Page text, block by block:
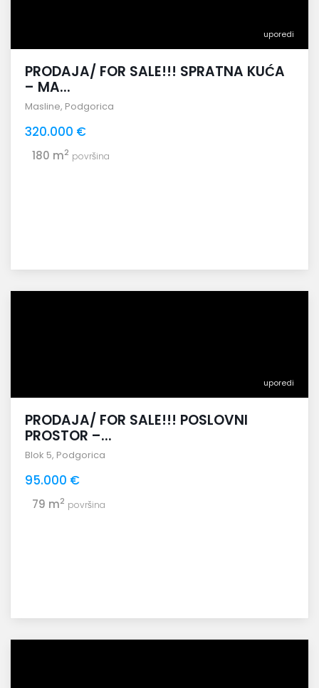
uporedi
PRODAJA/ FOR SALE!!! SPRATNA KUĆA
– MA...
Masline, Podgorica
320.000 €
180 m2 površina
uporedi
PRODAJA/ FOR SALE!!! POSLOVNI
PROSTOR –...
Blok 5, Podgorica
95.000 €
79 m2 površina